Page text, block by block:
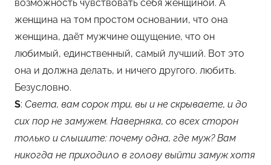
возможность чувствовать себя женщиной. А
женщина на том простом основании, что она
женщина, даёт мужчине ощущение, что он
любимый, единственный, самый лучший. Вот это
она и должна делать, и ничего другого. любить.
Безусловно.
S: Света, вам сорок три, вы и не скрываете, и до
сих пор не замужем. Наверняка, со всех сторон
только и слышите: почему одна, где муж? Вам
никогда не приходило в голову выйти замуж хотя